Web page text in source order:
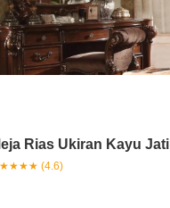
Rias Ukiran Kayu Jati
(4.6)